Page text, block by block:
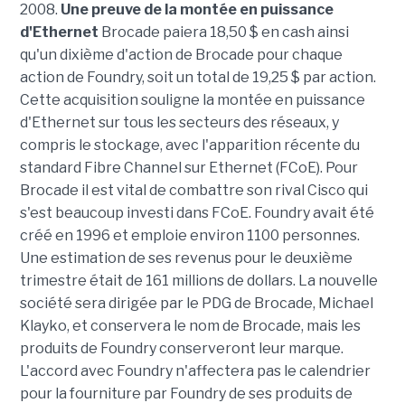
2008. Une preuve de la montée en puissance
d'Ethernet Brocade paiera 18,50 $ en cash ainsi
qu'un dixième d'action de Brocade pour chaque
action de Foundry, soit un total de 19,25 $ par action.
Cette acquisition souligne la montée en puissance
d'Ethernet sur tous les secteurs des réseaux, y
compris le stockage, avec l'apparition récente du
standard Fibre Channel sur Ethernet (FCoE). Pour
Brocade il est vital de combattre son rival Cisco qui
s'est beaucoup investi dans FCoE. Foundry avait été
créé en 1996 et emploie environ 1100 personnes.
Une estimation de ses revenus pour le deuxième
trimestre était de 161 millions de dollars. La nouvelle
société sera dirigée par le PDG de Brocade, Michael
Klayko, et conservera le nom de Brocade, mais les
produits de Foundry conserveront leur marque.
L'accord avec Foundry n'affectera pas le calendrier
pour la fourniture par Foundry de ses produits de